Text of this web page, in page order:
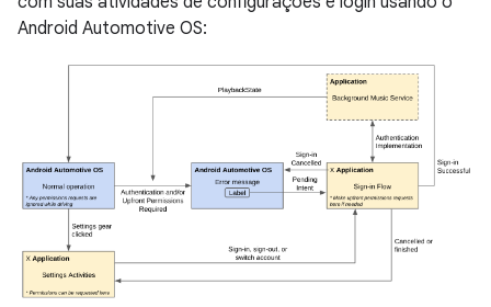
Android Automotive OS: